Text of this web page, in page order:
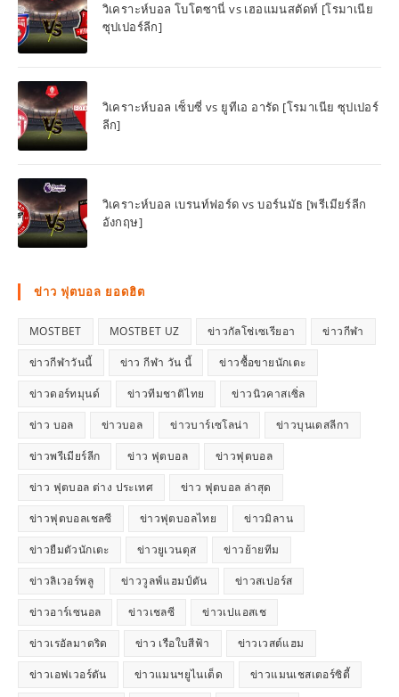
วิเคราะห์บอล โบโตซานี่ vs เฮอแมนสตัดท์ [โรมาเนีย
ซุปเปอร์ลีก]
วิเคราะห์บอล เซ็บซี่ vs ยูทีเอ อารัด [โรมาเนีย ซุปเปอร์
ลีก]
วิเคราะห์บอล เบรนท์ฟอร์ด vs บอร์นมัธ [พรีเมียร์ลีก
อังกฤษ]
ข่าว ฟุตบอล ยอดฮิต
MOSTBET MOSTBET UZ ข่าวกัลโช่เซเรียอา ข่าวกีฬา
ข่าวกีฬาวันนี้ ข่าว กีฬา วัน นี้ ข่าวซื้อขายนักเตะ
ข่าวดอร์ทมุนด์ ข่าวทีมชาติไทย ข่าวนิวคาสเซิ่ล
ข่าว บอล ข่าวบอล ข่าวบาร์เซโลน่า ข่าวบุนเดสลีกา
ข่าวพรีเมียร์ลีก ข่าว ฟุตบอล ข่าวฟุตบอล
ข่าว ฟุตบอล ต่าง ประเทศ ข่าว ฟุตบอล ล่าสุด
ข่าวฟุตบอลเชลซี ข่าวฟุตบอลไทย ข่าวมิลาน
ข่าวยืมตัวนักเตะ ข่าวยูเวนตุส ข่าวย้ายทีม
ข่าวลิเวอร์พลู ข่าววูลฟ์แฮมป์ตัน ข่าวสเปอร์ส
ข่าวอาร์เซนอล ข่าวเชลซี ข่าวเปแอสเช
ข่าวเรอัลมาดริด ข่าว เรือใบสีฟ้า ข่าวเวสต์แฮม
ข่าวเอฟเวอร์ตัน ข่าวแมนฯยูไนเต็ด ข่าวแมนเชสเตอร์ซิตี้